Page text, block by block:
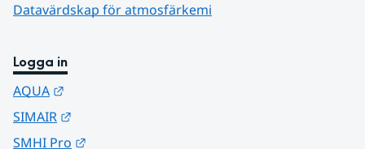
Datavärdskap för atmosfärkemi
Logga in
AQUA
SIMAIR
SMHI Pro